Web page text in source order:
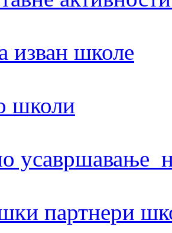
изван школе
школи
усавршавање
партнери